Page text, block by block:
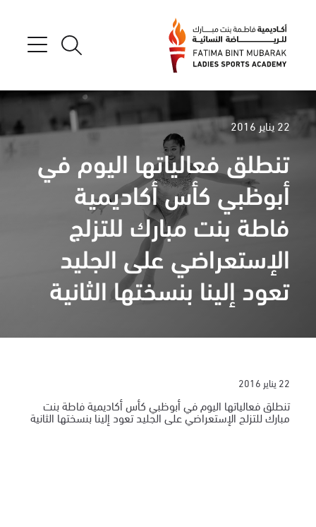
22 يناير 2016
تنطلق فعالياتها اليوم في
أبوظبي كأس أكاديمية
فاطة بنت مبارك للتزلج
الإستعراضي على الجليد
تعود إلينا بنسختها الثانية
22 يناير 2016
تنطلق فعالياتها اليوم في أبوظبي كأس أكاديمية فاطة بنت
مبارك للتزلج الإستعراضي على الجليد تعود إلينا بنسختها الثانية